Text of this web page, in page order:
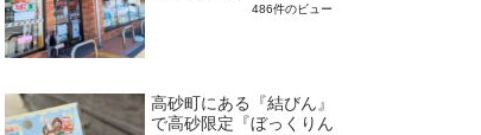
486件のビュー
高砂町にある『結びん』
で高砂限定『ぼっくりん